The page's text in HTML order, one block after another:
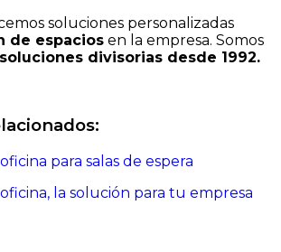
soluciones personalizadas
de espacios en la empresa. Somos
soluciones divisorias desde 1992.
para salas de espera
la solución para tu empresa